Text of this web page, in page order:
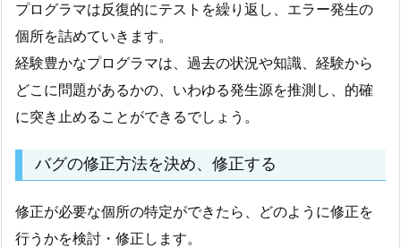
プログラマは反復的にテストを繰り返し、エラー発生の
個所を詰めていきます。
経験豊かなプログラマは、過去の状況や知識、経験から
どこに問題があるかの、いわゆる発生源を推測し、的確
に突き止めることができるでしょう。
バグの修正方法を決め、修正する
修正が必要な個所の特定ができたら、どのように修正を
行うかを検討・修正します。